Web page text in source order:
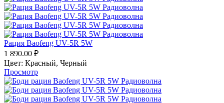
Рация Baofeng UV-5R 5W
1 890.00 ₽
Цвет: Красный, Черный
Просмотр